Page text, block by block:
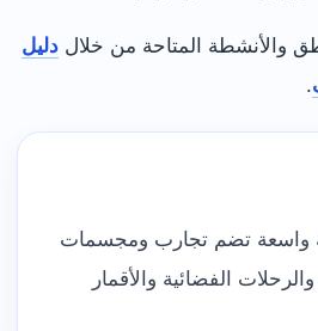
والأنشطة المتاحة من خلال دليل
.
واسعة تضم تجارب ومجسمات
الفضائية والأقمار